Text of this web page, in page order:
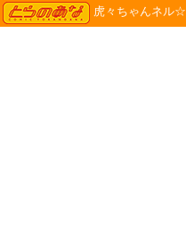
TORANOANA
虎々ちゃんネル☆